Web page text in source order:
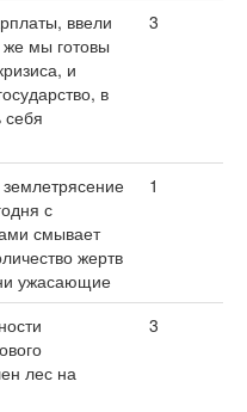
ввели
же мы готовы
и
в
себя
3
с
смывает
жертв
ужасающие
1
лес на
3